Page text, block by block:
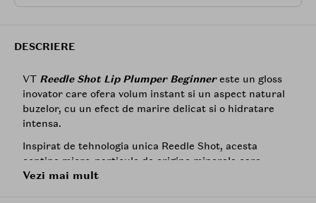
DESCRIERE
VT Reedle Shot Lip Plumper Beginnereste un gloss
inovator care ofera volum instant si un aspect natural
buzelor, cu un efect de marire delicat si o hidratare
intensa.
Inspirat de tehnologia unica Reedle Shot, acesta
contine micro-particule de origine minerala care
stimuleaza usor buzele, activand circulatia si
Vezi mai mult